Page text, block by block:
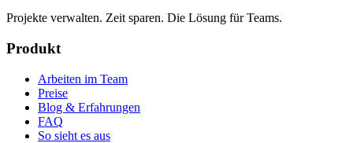
Projekte verwalten. Zeit sparen. Die Lösung für Teams.
Produkt
Arbeiten im Team
Preise
Blog & Erfahrungen
FAQ
So sieht es aus